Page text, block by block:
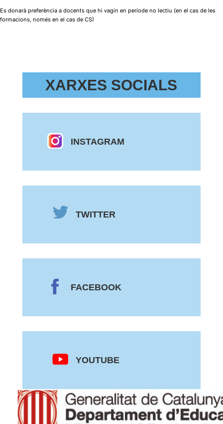
Es donarà preferència a docents que hi vagin en període no lectiu (en el cas de les
formacions, només en el cas de CS)
XARXES SOCIALS
INSTAGRAM
TWITTER
FACEBOOK
YOUTUBE